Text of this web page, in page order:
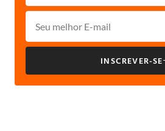
INSCREVER-SE